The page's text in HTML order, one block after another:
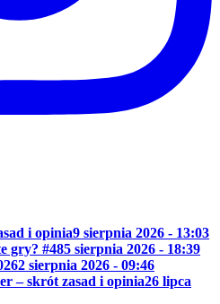
i opinia9 sierpnia 2026 - 13:03
gry? #485 sierpnia 2026 - 18:39
2 sierpnia 2026 - 09:46
– skrót zasad i opinia26 lipca